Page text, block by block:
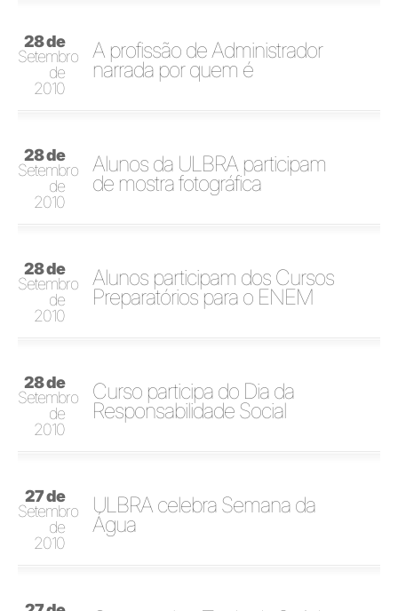
28 de
Setembro
de
2010
A profissão de Administrador
narrada por quem é
28 de
Setembro
de
2010
Alunos da ULBRA participam
de mostra fotográfica
28 de
Setembro
de
2010
Alunos participam dos Cursos
Preparatórios para o ENEM
28 de
Setembro
de
2010
Curso participa do Dia da
Responsabilidade Social
27 de
Setembro
de
2010
ULBRA celebra Semana da
Água